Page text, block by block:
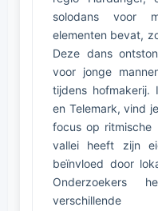
solodans voor
elementen bevat,
Deze dans
voor jonge
tijdens hofmakerij.
en Telemark, vind
focus op ritmische
vallei heeft zijn
beïnvloed door
Onderzoekers
verschillende